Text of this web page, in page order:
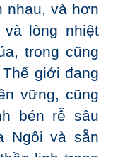
nhau, và hơn
lòng nhiệt
trong cũng
giới đang
vững, cũng
bén rễ sâu
Ngôi và sẵn